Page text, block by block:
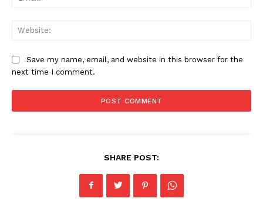
Save my name, email, and website in this browser for the
next time I comment.
SHARE POST: